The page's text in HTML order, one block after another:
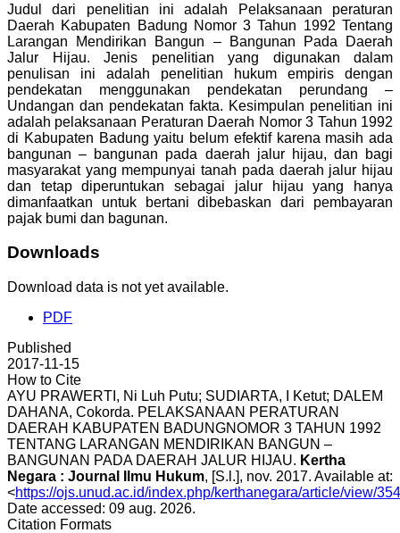
Judul dari penelitian ini adalah Pelaksanaan peraturan
Daerah Kabupaten Badung Nomor 3 Tahun 1992 Tentang
Larangan Mendirikan Bangun – Bangunan Pada Daerah
Jalur Hijau. Jenis penelitian yang digunakan dalam
penulisan ini adalah penelitian hukum empiris dengan
pendekatan menggunakan pendekatan perundang –
Undangan dan pendekatan fakta. Kesimpulan penelitian ini
adalah pelaksanaan Peraturan Daerah Nomor 3 Tahun 1992
di Kabupaten Badung yaitu belum efektif karena masih ada
bangunan – bangunan pada daerah jalur hijau, dan bagi
masyarakat yang mempunyai tanah pada daerah jalur hijau
dan tetap diperuntukan sebagai jalur hijau yang hanya
dimanfaatkan untuk bertani dibebaskan dari pembayaran
pajak bumi dan bagunan.
Downloads
Download data is not yet available.
PDF
Published
2017-11-15
How to Cite
AYU PRAWERTI, Ni Luh Putu; SUDIARTA, I Ketut; DALEM
DAHANA, Cokorda. PELAKSANAAN PERATURAN
DAERAH KABUPATEN BADUNGNOMOR 3 TAHUN 1992
TENTANG LARANGAN MENDIRIKAN BANGUN –
BANGUNAN PADA DAERAH JALUR HIJAU. Kertha
Negara : Journal Ilmu Hukum, [S.l.], nov. 2017. Available at:
<https://ojs.unud.ac.id/index.php/kerthanegara/article/view/
Date accessed: 09 aug. 2026.
Citation Formats